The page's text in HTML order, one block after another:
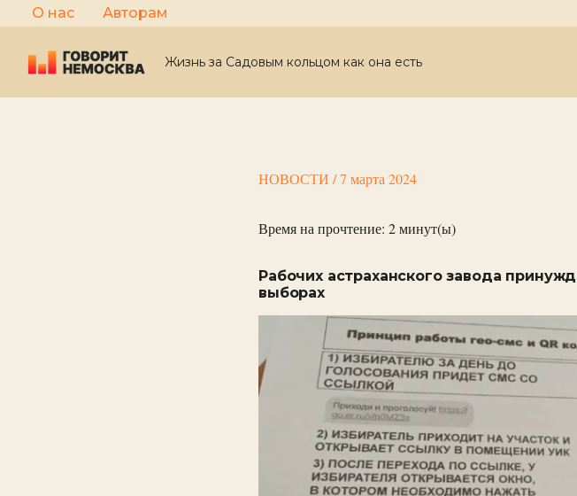
Перейти
к
содержимому
О нас Авторам
Жизнь за Садовым кольцом как она есть
НОВОСТИ /7 марта 2024
Время на прочтение: 2минут(ы)
Рабочих астраханского завода
выборах